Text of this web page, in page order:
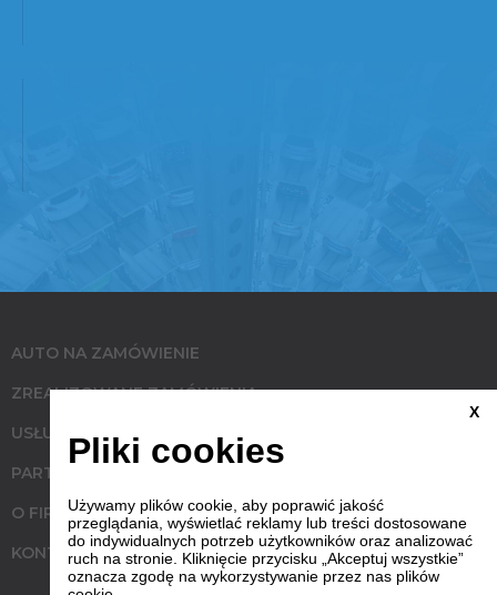
AUTO NA ZAMÓWIENIE
ZREALIZOWANE ZAMÓWIENIA
USŁUGI
PARTNERZY
O FIRMIE
KONTAKT
X
Pliki cookies
Używamy plików cookie, aby poprawić jakość
przeglądania, wyświetlać reklamy lub treści dostosowane
do indywidualnych potrzeb użytkowników oraz analizować
ruch na stronie. Kliknięcie przycisku „Akceptuj wszystkie”
oznacza zgodę na wykorzystywanie przez nas plików